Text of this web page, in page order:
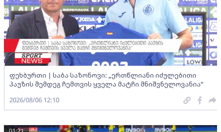
ფეხბურთი | საბა საზონოვი: „ერთწლიანი იძულებითი
პაუზის შემდეგ ჩემთვის ყველა მატჩი მნიშვნელოვანია“
2026/08/06 12:10